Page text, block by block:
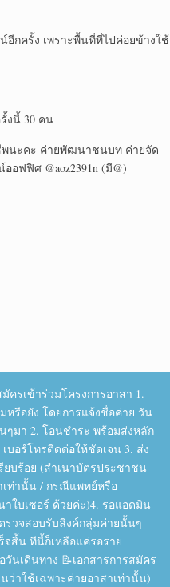
กครั้ง เพราะพื้นที่ที่ไปค่อยข้างใช้
งนี้​ 30 คน
พนะคะ ค่ายพัฒ​นาชนบท ค่ายจัด
อฟฟิศ​ @aoz2391n​ (มี​@)​
รเข้าร่วมโครงการอาสา 1.
หรือยัง โดยการแจ้งชื่อค่าย วัน
มา 2. โอนชำระ พร้อมส่งหลัก
บอร์โทร​ติดต่อ​ให้ชัดเจน 3. ส่ง
ยบร้อย (สำเนาบัตรประชาชน​
เท่านั้น / กรณีแพทย์​หรือ
ใบ​เซอร์​ ด้วยค่ะ)​ 4. รอแอดมิน
รวจสอบรับลิงค์กลุ่มค่ายนั้นๆ
จสิ้น ทีนี้ก็เหลือแค่รอราย
นเดินทาง 📝เอกสารการสมัคร
ว่าใช้เฉพาะค่ายอาสาเท่านั้น)​